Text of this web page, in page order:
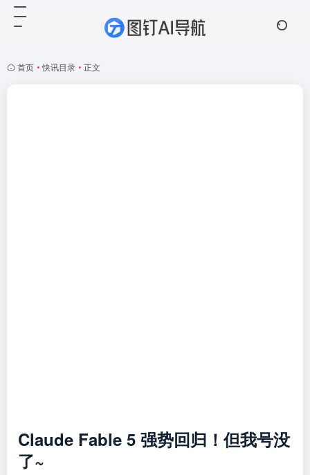
首页 • 快讯目录 • 正文
Claude Fable 5 强势回归！但我号没
了~